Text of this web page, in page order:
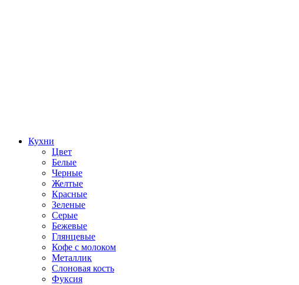
Кухни
Цвет
Белые
Черные
Желтые
Красные
Зеленые
Серые
Бежевые
Глянцевые
Кофе с молоком
Металлик
Слоновая кость
Фуксия